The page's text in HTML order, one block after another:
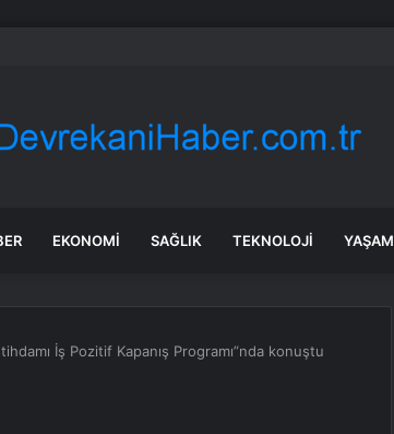
İran’a silah satmayacaklarını söyledi
EKONOMI SAĞLIK TEKNOLOJI YAŞAM
İş Pozitif Kapanış Programı”nda konuştu